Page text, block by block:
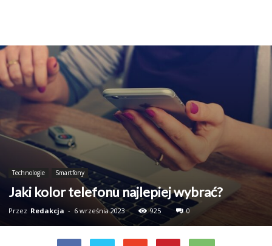
Technologie Smartfony
Jaki kolor telefonu najlepiej wybrać?
Przez Redakcja - 6 września 2023 925 0